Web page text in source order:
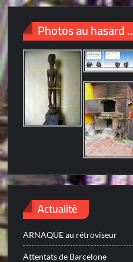
Photos au hasard ..
Actualité
ARNAQUE au rétroviseur
Attentats de Barcelone